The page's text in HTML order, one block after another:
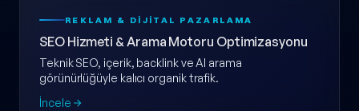
REKLAM & DIJITAL PAZARLAMA
SEO Hizmeti & Arama Motoru Optimizasyonu
Teknik SEO, içerik, backlink ve AI arama
görünürlüğüyle kalıcı organik trafik.
İncele